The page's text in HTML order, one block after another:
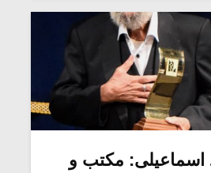
اسماعیلی: مکتب و